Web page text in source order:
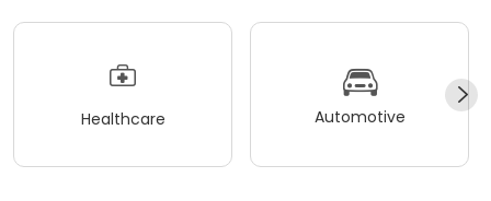
Healthcare Automotive